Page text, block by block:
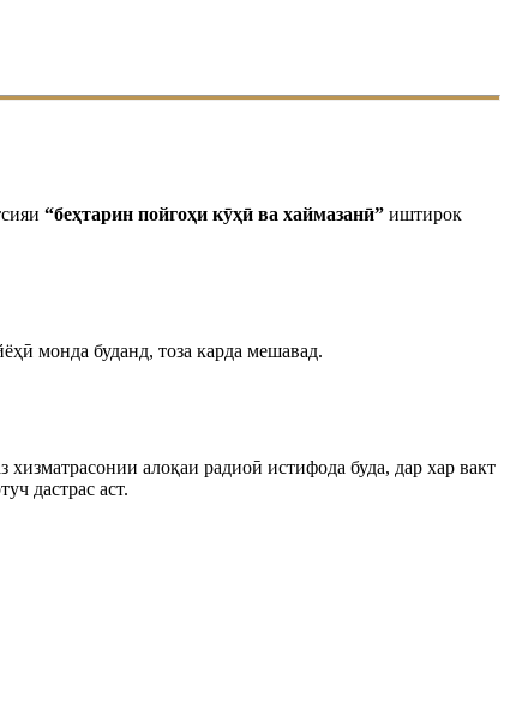
“беҳтарин пойгоҳи кӯҳӣ ва хаймазанӣ” иштирок
монда буданд, тоза карда мешавад.
алоқаи радиоӣ истифода буда, дар хар вакт
дастрас аст.